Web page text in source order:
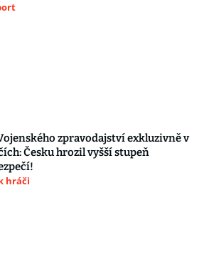
zpravodajství exkluzivně v
Česku hrozil vyšší stupeň
hráči